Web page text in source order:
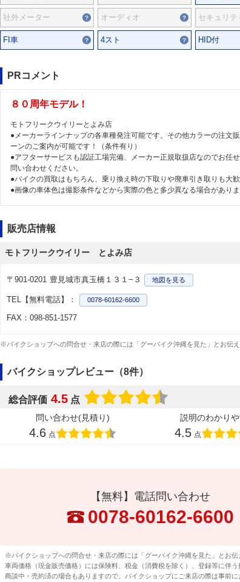
社外メーター オーディオ セキュリテ
FI車 4スト HID付
PRコメント
８０周年モデル！
モトフリークウイリーとよみ店
●メーカーラインナップの各車種発注可能です。その他カラーの注文
ーンのご案内が可能です！（条件有り）
●アフターサービスも認証工場完備、メーカー正規取扱店なのでお任
問い合わせください。
●バイクの買取はもちろん、乗り換え時の下取りや廃車引き取りも大歓
●画像の車体色は撮影条件などから実際の色と多少異なる場合があり
販売店情報
モトフリークウイリー とよみ店
〒901-0201 豊見城市真玉橋１３１−３ 地図を見る
TEL【無料電話】： 0078-60162-6600
FAX：098-851-1577
※バイクショップへの問合せ・来店の際には「グーバイク沖縄を見た」とお伝え
バイクショップレビュー（8件）
総合評価 4.5 点
問い合わせ(見積り)
4.6 点
説明のわかりや
4.5 点
【無料】電話問い合わせ
0078-60162-6600
※バイクショップへの問合せ・来店の際には「グーバイク沖縄を見た」とお伝
車両価格（現金販売価格）には保険料、税金（消費税を除く）、登録等に伴
商談中・売約済の場合もありますので、バイクショップにご来店の際は事前